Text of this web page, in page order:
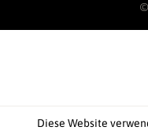
©
Diese Website